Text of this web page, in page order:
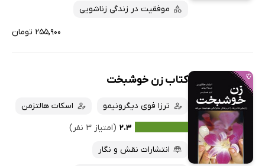
ارزان ترین‌ها
موفقیت در زندگی زناشویی
۲۵۵,۹۰۰ تومان
کتاب زن خوشبخت
ترزا فوی دیگرونیمو
اسکات هالتزمن
۲.۳ (امتیاز ۳ نفر)
انتشارات نقش و نگار